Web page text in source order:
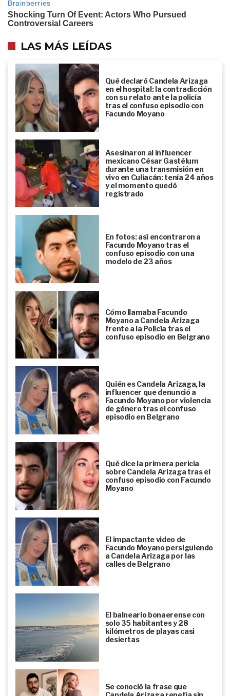
LAS MÁS LEÍDAS
Qué declaró Candela Arizaga
en el hospital: la contradicción
con su relato ante la policía
tras el confuso episodio con
Facundo Moyano
Asesinaron al influencer
mexicano César Gastélum
durante una transmisión en
vivo en Culiacán: tenía 24 años
y el momento quedó
registrado
En fotos: así encontraron a
Facundo Moyano tras el
confuso episodio con una
modelo de 23 años
Cómo llamaba Facundo
Moyano a Candela Arizaga
frente a la Policía tras el
confuso episodio en Belgrano
Quién es Candela Arizaga, la
influencer que denunció a
Facundo Moyano por violencia
de género tras el confuso
episodio en Belgrano
Qué dice la primera pericia
sobre Candela Arizaga tras el
confuso episodio con Facundo
Moyano
El impactante video de
Facundo Moyano persiguiendo
a Candela Arizaga por las
calles de Belgrano
El balneario bonaerense con
solo 35 habitantes y 28
kilómetros de playas casi
desiertas
Se conoció la frase que